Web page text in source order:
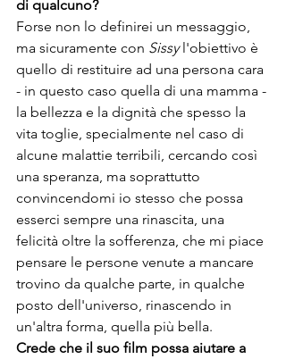
di qualcuno?
Forse non lo definirei un messaggio,
ma sicuramente con Sissy l'obiettivo è
quello di restituire ad una persona cara
- in questo caso quella di una mamma -
la bellezza e la dignità che spesso la
vita toglie, specialmente nel caso di
alcune malattie terribili, cercando così
una speranza, ma soprattutto
convincendomi io stesso che possa
esserci sempre una rinascita, una
felicità oltre la sofferenza, che mi piace
pensare le persone venute a mancare
trovino da qualche parte, in qualche
posto dell'universo, rinascendo in
un'altra forma, quella più bella.
Crede che il suo film possa aiutare a